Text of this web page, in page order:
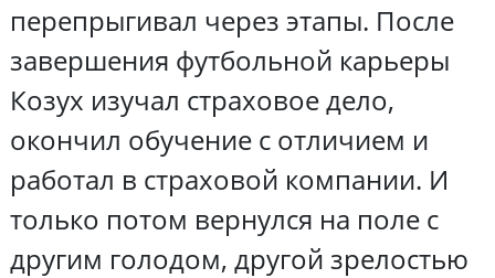
перепрыгивал через этапы. После
завершения футбольной карьеры
Козух изучал страховое дело,
окончил обучение с отличием и
работал в страховой компании. И
только потом вернулся на поле с
другим голодом, другой зрелостью